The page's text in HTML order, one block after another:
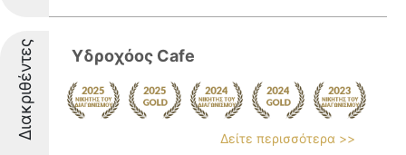
Διακριθέντες Υδροχόος Cafe
Δείτε περισσότερα >>